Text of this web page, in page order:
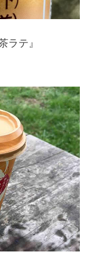
ラテ』